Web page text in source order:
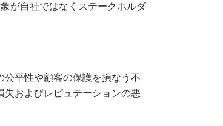
が自社ではなくステークホルダ
平性や顧客の保護を損なう不
およびレピュテーションの悪